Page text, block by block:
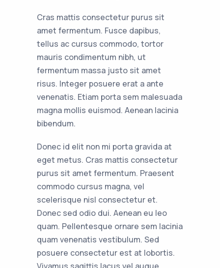
Cras mattis consectetur purus sit
amet fermentum. Fusce dapibus,
tellus ac cursus commodo, tortor
mauris condimentum nibh, ut
fermentum massa justo sit amet
risus. Integer posuere erat a ante
venenatis. Etiam porta sem malesuada
magna mollis euismod. Aenean lacinia
bibendum.
Donec id elit non mi porta gravida at
eget metus. Cras mattis consectetur
purus sit amet fermentum. Praesent
commodo cursus magna, vel
scelerisque nisl consectetur et.
Donec sed odio dui. Aenean eu leo
quam. Pellentesque ornare sem lacinia
quam venenatis vestibulum. Sed
posuere consectetur est at lobortis.
Vivamus sagittis lacus vel augue